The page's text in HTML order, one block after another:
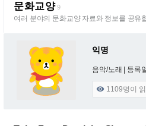
문화교양 9
여러 분야의 문화교양 자료와 정보를 공유
익명
음악/노래 | 등록
 1109명이